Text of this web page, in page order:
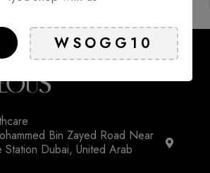
Bin Zayed Road Near
Station Dubai, United Arab